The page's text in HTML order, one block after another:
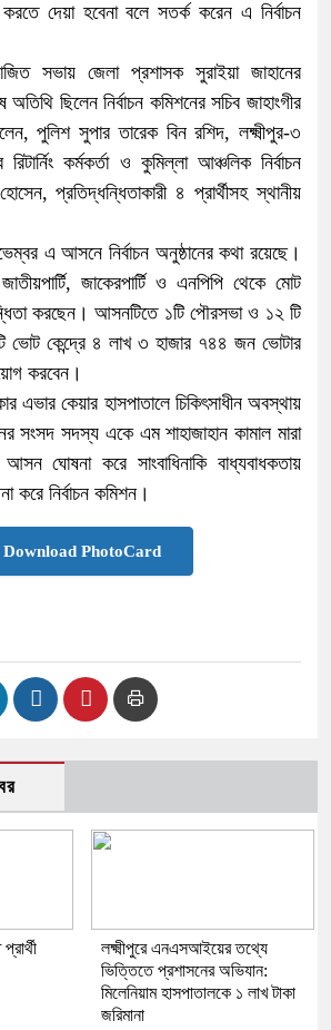
করতে দেয়া হবেনা বলে সতর্ক করেন এ নির্বাচন
সভায় জেলা প্রশাসক সুরাইয়া জাহানের
ছিলেন নির্বাচন কমিশনের সচিব জাহাংগীর
পুলিশ সুপার তারেক বিন রশিদ, লক্ষ্মীপুর-৩
কর্মকর্তা ও কুমিল্লা আঞ্চলিক নির্বাচন
প্রতিদ্ধন্ধিতাকারী ৪ প্রার্থীসহ স্থানীয়
এ আসনে নির্বাচন অনুষ্ঠানের কথা রয়েছে।
জাকেরপার্টি ও এনপিপি থেকে মোট
করছেন। আসনটিতে ১টি পৌরসভা ও ১২ টি
ভোট কেন্দ্রে ৪ লাখ ৩ হাজার ৭৪৪ জন ভোটার
করবেন।
এভার কেয়ার হাসপাতালে চিকিৎসাধীন অবস্থায়
সংসদ সদস্য একে এম শাহাজাহান কামাল মারা
ঘোষনা করে সাংবাধিনাকি বাধ্যবাধকতায়
করে নির্বাচন কমিশন।
Download PhotoCard
লক্ষ্মীপুরে এনএসআইয়ের তথ্যে
ভিত্তিতে প্রশাসনের অভিযান:
মিলেনিয়াম হাসপাতালকে ১ লাখ টাকা
জরিমানা